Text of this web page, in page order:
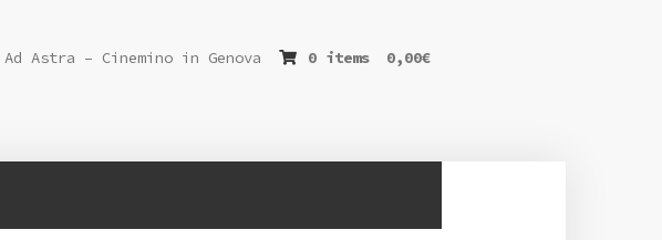
Ad Astra – Cinemino in Genova 0 items 0,00€